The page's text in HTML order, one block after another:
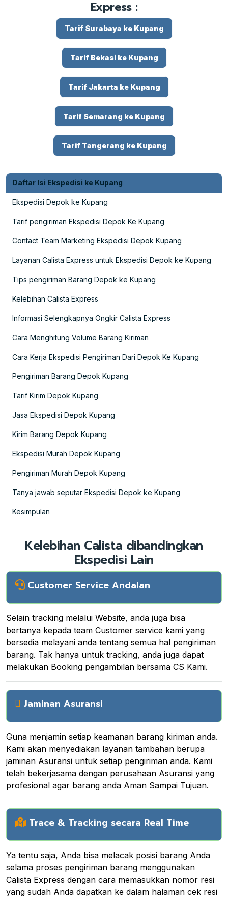
Express :
Tarif Surabaya ke Kupang
Tarif Bekasi ke Kupang
Tarif Jakarta ke Kupang
Tarif Semarang ke Kupang
Tarif Tangerang ke Kupang
Daftar Isi Ekspedisi ke Kupang
Ekspedisi Depok ke Kupang
Tarif pengiriman Ekspedisi Depok Ke Kupang
Contact Team Marketing Ekspedisi Depok Kupang
Layanan Calista Express untuk Ekspedisi Depok ke Kupang
Tips pengiriman Barang Depok ke Kupang
Kelebihan Calista Express
Informasi Selengkapnya Ongkir Calista Express
Cara Menghitung Volume Barang Kiriman
Cara Kerja Ekspedisi Pengiriman Dari Depok Ke Kupang
Pengiriman Barang Depok Kupang
Tarif Kirim Depok Kupang
Jasa Ekspedisi Depok Kupang
Kirim Barang Depok Kupang
Ekspedisi Murah Depok Kupang
Pengiriman Murah Depok Kupang
Tanya jawab seputar Ekspedisi Depok ke Kupang
Kesimpulan
Kelebihan Calista dibandingkan
Ekspedisi Lain
Customer Service Andalan
Selain tracking melalui Website, anda juga bisa
bertanya kepada team Customer service kami yang
bersedia melayani anda tentang semua hal pengiriman
barang. Tak hanya untuk tracking, anda juga dapat
melakukan Booking pengambilan bersama CS Kami.
Jaminan Asuransi
Guna menjamin setiap keamanan barang kiriman anda.
Kami akan menyediakan layanan tambahan berupa
jaminan Asuransi untuk setiap pengiriman anda. Kami
telah bekerjasama dengan perusahaan Asuransi yang
profesional agar barang anda Aman Sampai Tujuan.
Trace & Tracking secara Real Time
Ya tentu saja, Anda bisa melacak posisi barang Anda
selama proses pengiriman barang menggunakan
Calista Express dengan cara memasukkan nomor resi
yang sudah Anda dapatkan ke dalam halaman cek resi